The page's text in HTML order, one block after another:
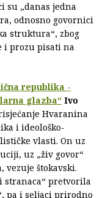
su „danas jedna
odnosno govornici
struktura“, zbog
i prozu pisati na
republika -
glazba“ Ivo
Hvaranina
i ideološko-
vlasti. On uz
uz „živ govor“
štokavski.
stranaca“ pretvorila
pa i seljaci prirodno